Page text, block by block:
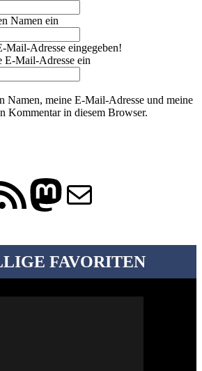
Namen ein
Mail-Adresse eingegeben!
E-Mail-Adresse ein
Namen, meine E-Mail-Adresse und meine
Kommentar in diesem Browser.
Feed
Mastodon
E-Mail
FAVORITEN